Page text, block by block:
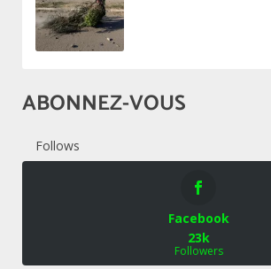
ABONNEZ-VOUS
Follows
Facebook
23k
Followers